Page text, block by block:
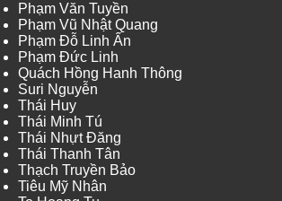
Phạm Văn Tuyền
Phạm Vũ Nhật Quang
Phạm Đỗ Linh Ấn
Phạm Đức Linh
Quách Hồng Hanh Thông
Suri Nguyễn
Thái Huy
Thái Minh Tú
Thái Nhựt Đăng
Thái Thanh Tân
Thạch Truyền Bảo
Tiêu Mỹ Nhân